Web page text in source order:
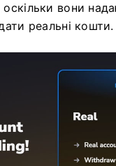
оскільки вони
реальні кошти.